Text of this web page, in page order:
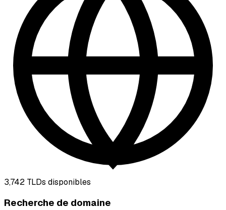
3,742 TLDs disponibles
Recherche de domaine